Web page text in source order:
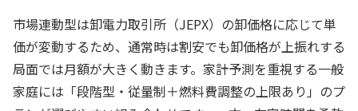
市場連動型は卸電力取引所（JEPX）の卸価格に応じて単
価が変動するため、通常時は割安でも卸価格が上振れする
局面では月額が大きく動きます。家計予測を重視する一般
家庭には「段階型・従量制＋燃料費調整の上限あり」のプ